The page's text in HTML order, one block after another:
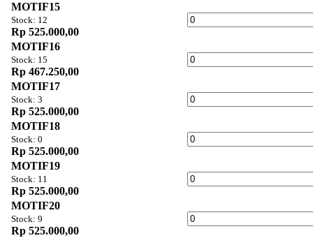
MOTIF15
Stock: 12
Rp 525.000,00
MOTIF16
Stock: 15
Rp 467.250,00
MOTIF17
Stock: 3
Rp 525.000,00
MOTIF18
Stock: 0
Rp 525.000,00
MOTIF19
Stock: 11
Rp 525.000,00
MOTIF20
Stock: 9
Rp 525.000,00